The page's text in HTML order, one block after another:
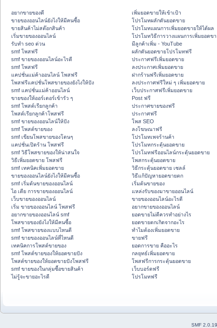
อยากขายของดี
ขายของออนไลน์ยังไงให้มีคนซื้อ
ขายสินค้าไม่สต๊อกสินค้า
เริ่มขายของออนไลน์
รับทำ seo ด่วน
smf โพสฟรี
smf ขายของออนไลน์อะไรดี
smf โพสฟรี
แคปชั่นแม่ค้าออนไลน์ โพสฟรี
โพสฟรีแคปชั่นโพสขายของยังไงให้ปัง
smf แคปชั่นแม่ค้าออนไลน์
ขายของให้ออร์เดอร์เข้ารัว ๆ
smf โพสต์เรียกลูกค้า
โพสต์เรียกลูกค้าโพสฟรี
smf ขายของออนไลน์ให้ปัง
smf โพสต์ขายของ
smf เขียนโพสขายของโดนๆ
แคปชั่นเปิดร้าน โพสฟรี
smf วิธีโพสขายของให้น่าสนใจ
วิธีเพิ่มยอดขาย โพสฟรี
smf เทคนิคเพิ่มยอดขาย
ขายของออนไลน์ยังไงให้มีคนซื้อ
smf เริ่มต้นขายของออนไลน์
ไอ เดีย การขายของออนไลน์
เว็บขายของออนไลน์
เริ่ม ขายของออนไลน์ โพสฟรี
อยากขายของออนไลน์ smf
โพสขายของยังไงให้มีคนซื้อ
smf โพสขายของแบบไหนดี
smf ขายของออนไลน์ที่ไหนดี
เทคนิคการโพสต์ขายของ
smf โพสต์ขายของให้ยอดขายปัง
โพสต์ขายของให้ยอดขายปังโพสฟรี
smf ขายของในกลุ่มซื้อขายสินค้า
ไม่รู้จะขายอะไรดี
เพิ่มยอดขายให้เข้าเป้า
โปรโมทผลักดันยอดขาย
โปรโมทแผนการเพิ่มยอดขายให้ได้ผล
โปรโมทวิธีการวางแผนการเพิ่มยอดข
มีลูกค้าเพิ่ม - YouTube
ผลักดันยอดขายโปรโมทฟรี
ประกาศฟรีเพิ่มยอดขาย
ลงประกาศเพิ่มยอดขาย
ฝากร้านฟรีเพิ่มยอดขาย
ลงประกาศฟรีใหม่ ๆ เพิ่มยอดขาย
เว็บประกาศฟรีเพิ่มยอดขาย
Post ฟรี
ประกาศขายของฟรี
ประกาศฟรี
โพส SEO
ลงโฆษณาฟรี
โปรโมทเพจร้านค้า
โปรโมทกระตุ้นยอดขาย
โปรโมทฟรีออนไลน์กระตุ้นยอดขาย
โพสกระตุ้นยอดขาย
วิธีกระตุ้นยอดขาย เซลล์
วิธีแก้ปัญหายอดขายตก
เริ่มต้นขายของ
แหล่งรับของมาขายออนไลน์
ขายของออนไลน์อะไรดี
อยากขายของออนไลน์
ยอดขายไม่ดีควรทำอย่างไร
ยอดขายตกเกิดจากอะไร
ทำไมต้องเพิ่มยอดขาย
ขายฟรี
ยอดการขาย คืออะไร
กลยุทธ์เพิ่มยอดขาย
โพสฟรีการกระตุ้นยอดขาย
เว็บบอร์ดฟรี
โปรโมทฟรี
SMF 2.0.19